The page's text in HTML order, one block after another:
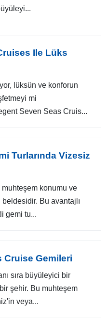
Ile Lüks
lüksün ve konforun
mi
Seven Seas Cruis...
Turlarında Vizesiz
muhteşem konumu ve
Bu avantajlı
gemi tu...
Cruise Gemileri
sıra büyüleyici bir
şehir. Bu muhteşem
veya...